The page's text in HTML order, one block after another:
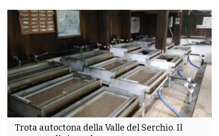
Trota autoctona della Valle del Serchio. Il